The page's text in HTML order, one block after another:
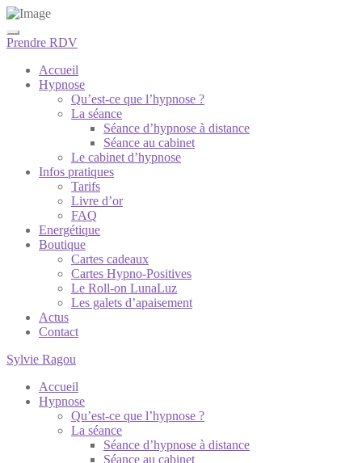
Prendre RDV
Accueil
Hypnose
Qu’est-ce que l’hypnose ?
La séance
Séance d’hypnose à distance
Séance au cabinet
Le cabinet d’hypnose
Infos pratiques
Tarifs
Livre d’or
FAQ
Energétique
Boutique
Cartes cadeaux
Cartes Hypno-Positives
Le Roll-on LunaLuz
Les galets d’apaisement
Actus
Contact
Sylvie Ragou
Accueil
Hypnose
Qu’est-ce que l’hypnose ?
La séance
Séance d’hypnose à distance
Séance au cabinet